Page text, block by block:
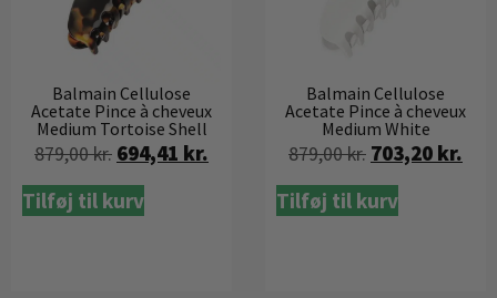
Balmain Cellulose
Acetate Pince à cheveux
Medium Tortoise Shell
879,00kr. 694,41 kr.
Tilføj til kurv
Balmain Cellulose
Acetate Pince à cheveux
Medium White
879,00kr. 703,20 kr.
Tilføj til kurv